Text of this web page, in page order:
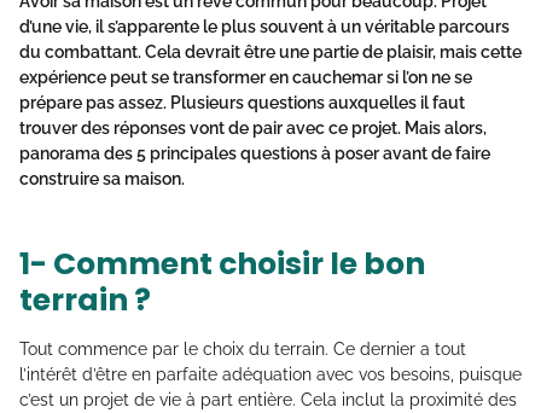
d’une vie, il s’apparente le plus souvent à un véritable parcours
du combattant. Cela devrait être une partie de plaisir, mais cette
expérience peut se transformer en cauchemar si l’on ne se
prépare pas assez. Plusieurs questions auxquelles il faut
trouver des réponses vont de pair avec ce projet. Mais alors,
panorama des 5 principales questions à poser avant de faire
construire sa maison.
1- Comment choisir le bon
terrain ?
Tout commence par le choix du terrain. Ce dernier a tout
l’intérêt d’être en parfaite adéquation avec vos besoins, puisque
c’est un projet de vie à part entière. Cela inclut la proximité des